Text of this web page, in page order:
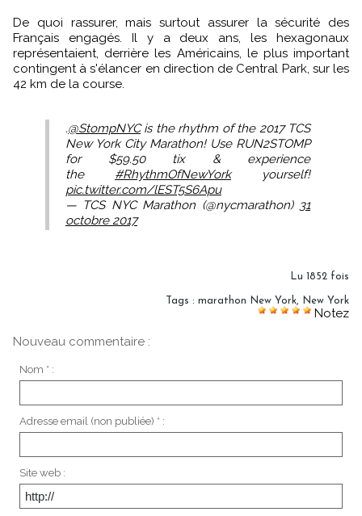
De quoi rassurer, mais surtout assurer la sécurité des
Français engagés. Il y a deux ans, les hexagonaux
représentaient, derrière les Américains, le plus important
contingent à s'élancer en direction de Central Park, sur les
42 km de la course.
.@StompNYCis the rhythm of the 2017 TCS
New York City Marathon! Use RUN2STOMP
for $59.50 tix & experience
the #RhythmOfNewYorkyourself!
pic.twitter.com/lEST5S6Apu
— TCS NYC Marathon (@nycmarathon) 31
octobre 2017
Lu 1852 fois
Tags : marathon New York New York
Notez
Nouveau commentaire :
Nom * :
Adresse email (non publiée) * :
Site web :